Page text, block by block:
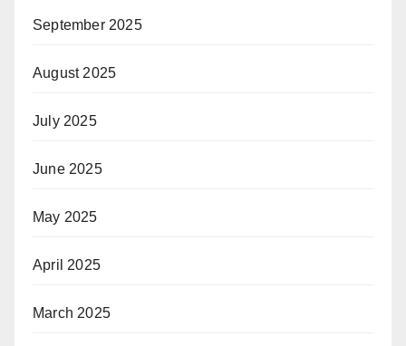
September 2025
August 2025
July 2025
June 2025
May 2025
April 2025
March 2025